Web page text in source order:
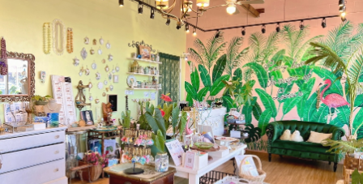
カルセドニー
サンゴ
サンライズシェル
スワロフスキークリスタル
ターコイズ